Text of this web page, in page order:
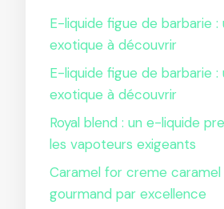
E-liquide figue de barbarie :
exotique à découvrir
E-liquide figue de barbarie :
exotique à découvrir
Royal blend : un e-liquide
les vapoteurs exigeants
Caramel for creme caramel
gourmand par excellence